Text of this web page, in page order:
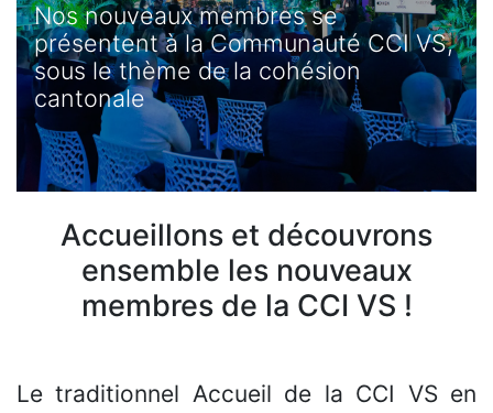
Nos nouveaux membres se
présentent à la Communauté CCI VS,
sous le thème de la cohésion
cantonale
Accueillons et découvrons
ensemble les nouveaux
membres de la CCI VS !
Le traditionnel Accueil de la CCI VS en